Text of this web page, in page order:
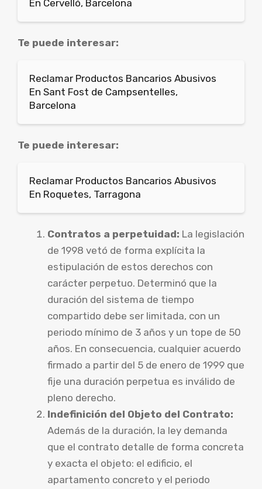
En Cervelló, Barcelona
Te puede interesar:
Reclamar Productos Bancarios Abusivos
En Sant Fost de Campsentelles,
Barcelona
Te puede interesar:
Reclamar Productos Bancarios Abusivos
En Roquetes, Tarragona
Contratos a perpetuidad: La legislación
de 1998 vetó de forma explícita la
estipulación de estos derechos con
carácter perpetuo. Determinó que la
duración del sistema de tiempo
compartido debe ser limitada, con un
periodo mínimo de 3 años y un tope de 50
años. En consecuencia, cualquier acuerdo
firmado a partir del 5 de enero de 1999 que
fije una duración perpetua es inválido de
pleno derecho.
Indefinición del Objeto del Contrato:
Además de la duración, la ley demanda
que el contrato detalle de forma concreta
y exacta el objeto: el edificio, el
apartamento concreto y el periodo